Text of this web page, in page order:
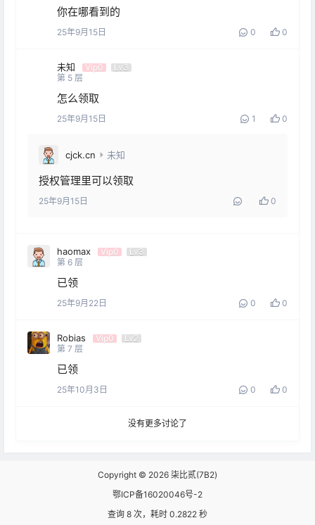
你在哪看到的
25年9月15日 0 0
未知 Vip0
Lv3
第 5 层
怎么领取
25年9月15日 1 0
cjck.cn 未知
授权管理里可以领取
25年9月15日 0
haomax Vip0
Lv3
第 6 层
已领
25年9月22日 0 0
Robias Vip0
Lv2
第 7 层
已领
25年10月3日 0 0
没有更多讨论了
Copyright © 2026 柒比贰(7B2)
鄂ICP备16020046号-2
查询 8 次，耗时 0.2822 秒